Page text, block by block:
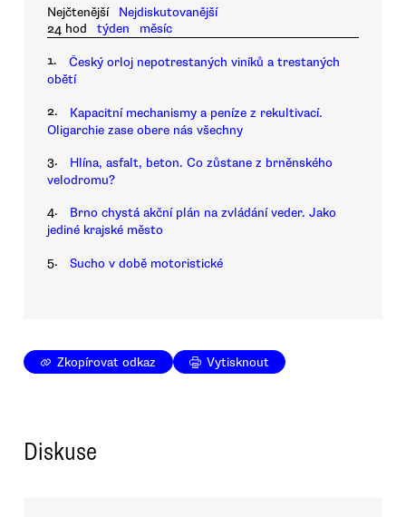
Nejčtenější
Nejdiskutovanější
24 hod
týden měsíc
1.
Český orloj nepotrestaných viníků a trestaných
obětí
2.
Kapacitní mechanismy a peníze z rekultivací.
Oligarchie zase obere nás všechny
3.
Hlína, asfalt, beton. Co zůstane z brněnského
velodromu?
4.
Brno chystá akční plán na zvládání veder. Jako
jediné krajské město
5. Sucho v době motoristické
Zkopírovat odkaz Vytisknout
Diskuse